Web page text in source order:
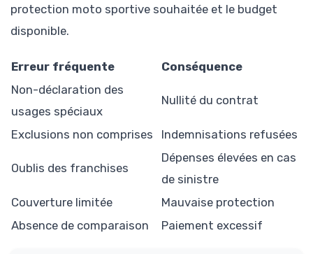
protection moto sportive souhaitée et le budget
disponible.
Erreur fréquente
Conséquence
Non-déclaration des
usages spéciaux
Nullité du contrat
Exclusions non comprises Indemnisations refusées
Oublis des franchises
Dépenses élevées en cas
de sinistre
Couverture limitée
Mauvaise protection
Absence de comparaison
Paiement excessif